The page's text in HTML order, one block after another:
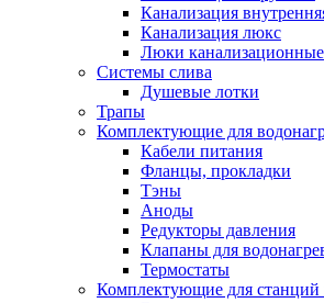
Обмен и возврат товара
Вакансии
Канализация
Канализация люкс
Люки канализационные
Системы слива
Душевые лотки
Трапы
Комплектующие для
Кабели питания
Фланцы, прокладки
Тэны
Аноды
Редукторы давления
Клапаны для
Термостаты
Комплектующие для станций